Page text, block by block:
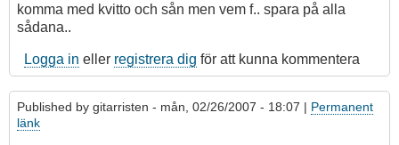
komma med kvitto och sån men vem f.. spara på alla
sådana..
Logga in eller registrera dig för att kunna kommentera
Published by gitarristen - mån, 02/26/2007 - 18:07 | Permanent
länk